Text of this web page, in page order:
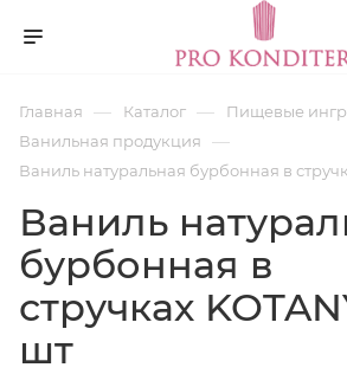
Главная — Каталог — Пищевые
Ванильная продукция —
Ваниль натуральная бурбонная в
Ваниль
бурбонная в
стручках
шт